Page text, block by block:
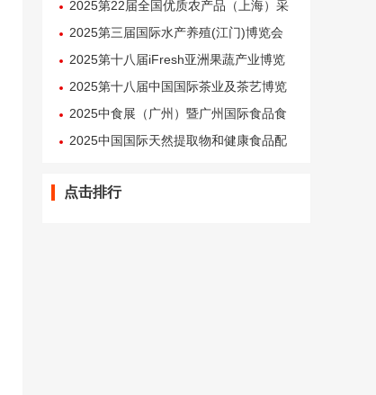
添加剂与配料博览会
2025第22届全国优质农产品（上海）采
购交易会
2025第三届国际水产养殖(江门)博览会
2025第十八届iFresh亚洲果蔬产业博览
会
2025第十八届中国国际茶业及茶艺博览
会
2025中食展（广州）暨广州国际食品食
材展 浏览：2817
2025中国国际天然提取物和健康食品配
点击排行